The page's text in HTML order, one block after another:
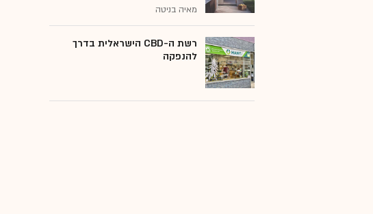
מאיה בניטה
רשת ה-CBD הישראלית בדרך
להנפקה